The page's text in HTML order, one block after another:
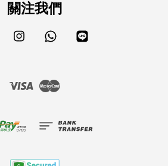
關注我們
Facebook Instagram Whatsapp
Visa